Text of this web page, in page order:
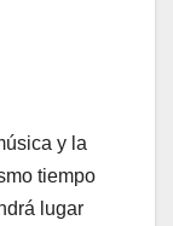
y la
tiempo
lugar